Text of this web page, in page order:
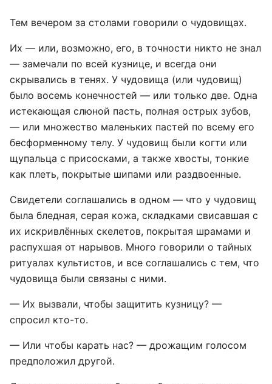
Тем вечером за столами говорили о чудовищах.
Их — или, возможно, его, в точности никто не знал
— замечали по всей кузнице, и всегда они
скрывались в тенях. У чудовища (или чудовищ)
было восемь конечностей — или только две. Одна
истекающая слюной пасть, полная острых зубов,
— или множество маленьких пастей по всему его
бесформенному телу. У чудовищ были когти или
щупальца с присосками, а также хвосты, тонкие
как плеть, покрытые шипами или раздвоенные.
Свидетели соглашались в одном — что у чудовищ
была бледная, серая кожа, складками свисавшая с
их искривлённых скелетов, покрытая шрамами и
распухшая от нарывов. Много говорили о тайных
ритуалах культистов, и все соглашались с тем, что
чудовища были связаны с ними.
— Их вызвали, чтобы защитить кузницу? —
спросил кто-то.
— Или чтобы карать нас? — дрожащим голосом
предположил другой.